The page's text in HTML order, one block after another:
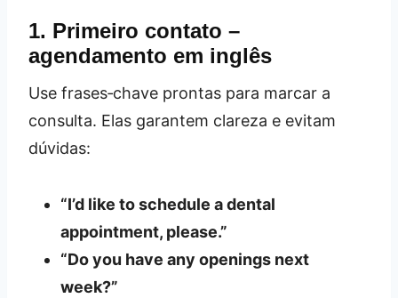
1. Primeiro contato –
agendamento em inglês
Use frases‑chave prontas para marcar a
consulta. Elas garantem clareza e evitam
dúvidas:
“I’d like to schedule a dental
appointment, please.”
“Do you have any openings next
week?”